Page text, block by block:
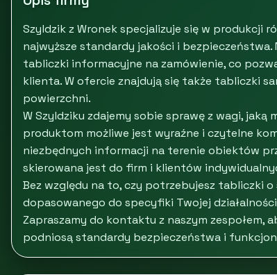
Szyldzik z Wronek specjalizuje się w produkcji
najwyższe standardy jakości i
tabliczki informacyjne na zamówienie, co
klienta. W ofercie znajdują się także tabliczki
powierzchni.
W Szyldziku zdajemy sobie sprawę z wagi, jaką
produktom możliwe jest wyraźne i czytelne
niezbędnych informacji na terenie obiektów
skierowana jest do firm i klientów
Bez względu na to, czy potrzebujesz tabliczki
dopasowanego do specyfiki Twojej
Zapraszamy do kontaktu z naszym zespołem,
podniosą standardy bezpieczeństwa i